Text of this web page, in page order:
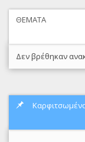
ΘΕΜΑΤΑ
Δεν βρέθηκαν